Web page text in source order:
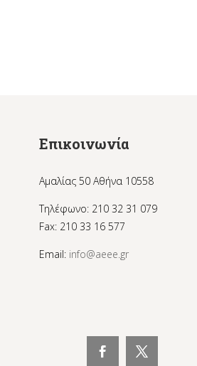
Επικοινωνία
Αμαλίας 50 Αθήνα 10558
Τηλέφωνο: 210 32 31 079
Fax: 210 33 16 577
Email: info@aeee.gr